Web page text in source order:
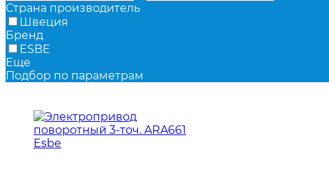
Страна производитель
Швеция
Бренд
ESBE
Еще
Подбор по параметрам